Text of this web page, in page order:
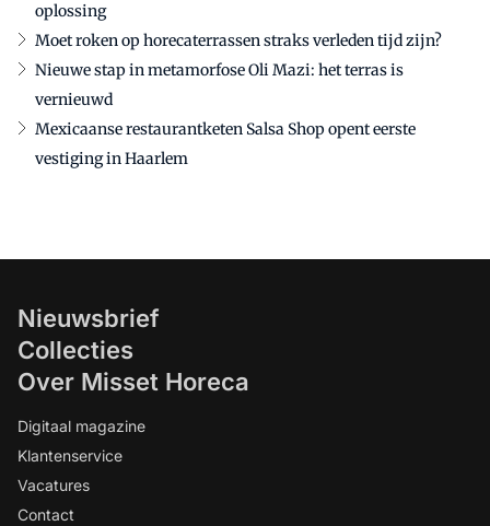
oplossing
Moet roken op horecaterrassen straks verleden tijd zijn?
Nieuwe stap in metamorfose Oli Mazi: het terras is
vernieuwd
Mexicaanse restaurantketen Salsa Shop opent eerste
vestiging in Haarlem
Nieuwsbrief
Collecties
Over Misset Horeca
Digitaal magazine
Klantenservice
Vacatures
Contact